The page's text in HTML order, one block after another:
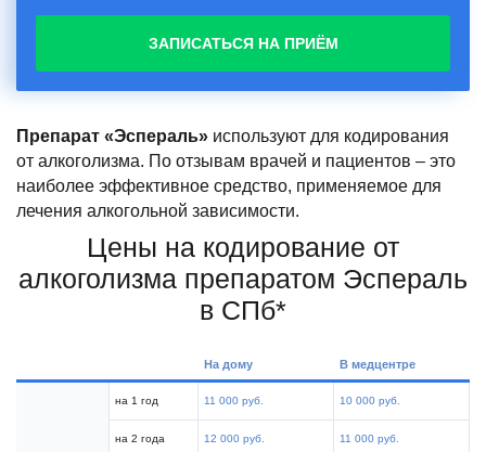
ЗАПИСАТЬСЯ НА ПРИЁМ
Препарат «Эспераль» используют для кодирования
от алкоголизма. По отзывам врачей и пациентов – это
наиболее эффективное средство, применяемое для
лечения алкогольной зависимости.
Цены на кодирование от
алкоголизма препаратом Эспераль
в СПб*
На дому В медцентре
на 1 год 11 000 руб. 10 000 руб.
на 2 года 12 000 руб. 11 000 руб.